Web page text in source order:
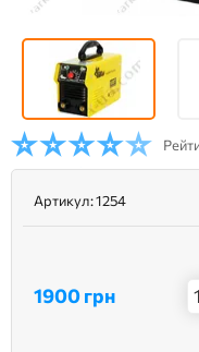
Артикул:1254
1900 грн